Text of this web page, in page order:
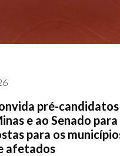
pré-
e ao Senado para
para os
afetados